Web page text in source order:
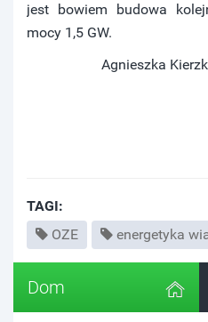
jest bowiem budowa
mocy 1,5 GW.
Agnieszka
TAGI:
OZE
energetyka
Dom